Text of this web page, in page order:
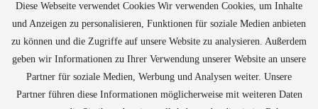
Diese Webseite verwendet Cookies Wir verwenden Cookies, um Inhalte
und Anzeigen zu personalisieren, Funktionen für soziale Medien anbieten
zu können und die Zugriffe auf unsere Website zu analysieren. Außerdem
geben wir Informationen zu Ihrer Verwendung unserer Website an unsere
Partner für soziale Medien, Werbung und Analysen weiter. Unsere
Partner führen diese Informationen möglicherweise mit weiteren Daten